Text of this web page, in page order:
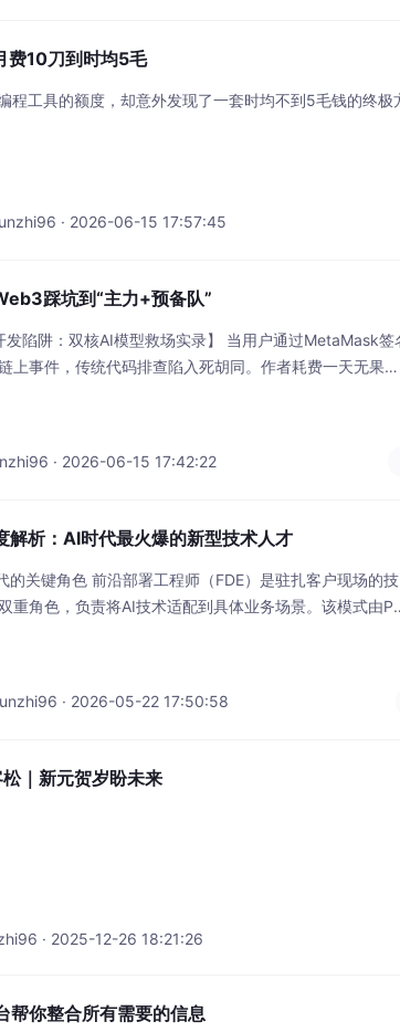
费10刀到时均5毛
程工具的额度，却意外发现了一套时均不到5毛钱的终极
· 2026-06-15 17:57:45
踩坑到“主力+预备队”
发陷阱：双核AI模型救场实录】 当用户通过MetaMask签
上事件，传统代码排查陷入死胡同。作者耗费一天无果，
· 2026-06-15 17:42:22
解析：AI时代最火爆的新型技术人才
的关键角色 前沿部署工程师（FDE）是驻扎客户现场的技
重角色，负责将AI技术适配到具体业务场景。该模式由
· 2026-05-22 17:50:58
｜新元贺岁盼未来
· 2025-12-26 18:21:26
帮你整合所有需要的信息